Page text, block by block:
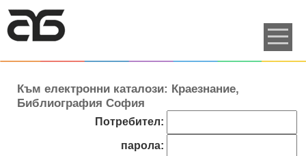
Към електронни каталози: Краезнание,
Библиография София
Потребител:
парола: